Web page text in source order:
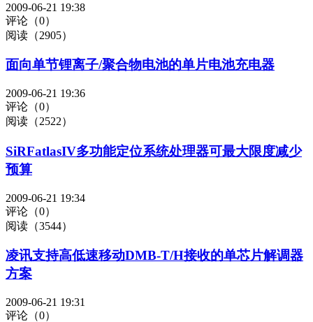
2009-06-21 19:38
评论（0）
阅读（2905）
面向单节锂离子/聚合物电池的单片电池充电器
2009-06-21 19:36
评论（0）
阅读（2522）
SiRFatlasIV多功能定位系统处理器可最大限度减少
预算
2009-06-21 19:34
评论（0）
阅读（3544）
凌讯支持高低速移动DMB-T/H接收的单芯片解调器
方案
2009-06-21 19:31
评论（0）